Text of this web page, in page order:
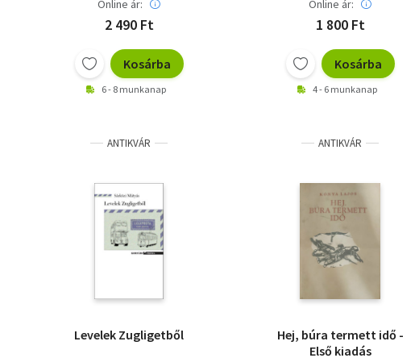
Online ár:
2 490 Ft
Kosárba
6 - 8 munkanap
Online ár:
1 800 Ft
Kosárba
4 - 6 munkanap
ANTIKVÁR
Levelek Zugligetből
ANTIKVÁR
Hej, búra termett idő -
Első kiadás